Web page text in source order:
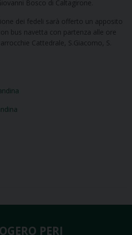
Bosco di Caltagirone.
dei fedeli sarà offerto un apposito
bus navetta con partenza alle ore
Cattedrale, S.Giacomo, S.